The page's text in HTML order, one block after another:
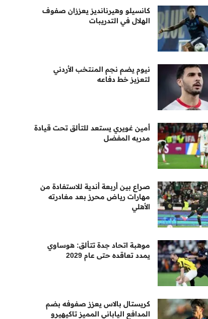
كانسيلو وهيرنانديز يعززان صفوف
الهلال في التدريبات
نيوم يضم نجم المنتخب الأردني
لتعزيز خط دفاعه
أمين غويري يستعد للتألق تحت قيادة
مدربه المفضل
صراع بين أربعة أندية للاستفادة من
مهارات رياض محرز بعد مغادرته
الأهلي
موهبة اتحاد جدة تتألق: هوساوي
يمدد تعاقده حتى عام 2029
كريستال بالاس يعزز صفوفه بضم
المدافع الياباني المميز تاكيهيرو